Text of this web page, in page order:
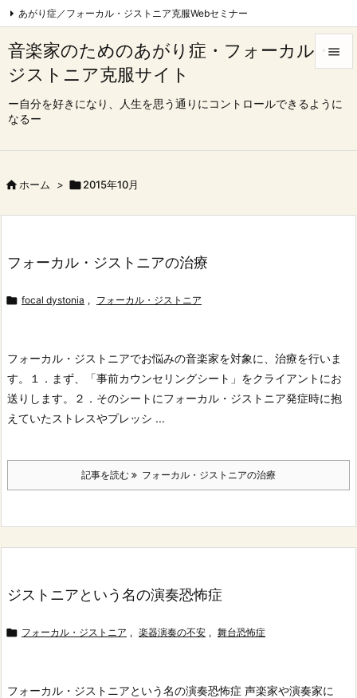
音楽家のためのあがり症・フォーカル・
ジストニア克服サイト
ー自分を好きになり、人生を思う通りにコントロールできるように
なるー

メニュ
あがり症／フォーカル・ジストニア克服Webセミナー
フォーカル・ジストニア克服Webセミナー|東京
心理療法でフォーカル・ジストニア完治を目指す会
ホーム > 2015年10月
フォーカル・ジストニアの治療
 focal dystonia , フォーカル・ジストニア
フォーカル・ジストニアでお悩みの音楽家を対象に、治療を行いま
す。
１．まず、「事前カウンセリングシート」をクライアントにお
送りします。
２．そのシートにフォーカル・ジストニア発症時に抱
えていたストレスやプレッシ ...
記事を読む フォーカル・ジストニアの治療
ジストニアという名の演奏恐怖症
 フォーカル・ジストニア , 楽器演奏の不安 , 舞台恐怖症
フォーカル・ジストニアという名の演奏恐怖症 声楽家や演奏家に